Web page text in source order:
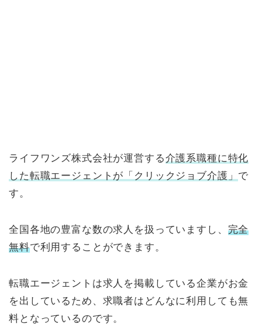
ライフワンズ株式会社が運営する介護系職種に特化
した転職エージェントが「クリックジョブ介護」 で
す。
全国各地の豊富な数の求人を扱っていますし、 完全
無料で利用することができます。
転職エージェントは求人を掲載している企業がお金
を出しているため、求職者はどんなに利用しても無
料となっているのです。